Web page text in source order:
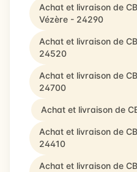
Achat et livraison de
Vézère - 24290
Achat et livraison de
24520
Achat et livraison de
24700
Achat et livraison de
Achat et livraison de
24410
Achat et livraison de